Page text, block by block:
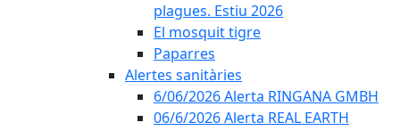
plagues. Estiu 2026
El mosquit tigre
Paparres
Alertes sanitàries
6/06/2026 Alerta RINGANA GMBH
06/6/2026 Alerta REAL EARTH